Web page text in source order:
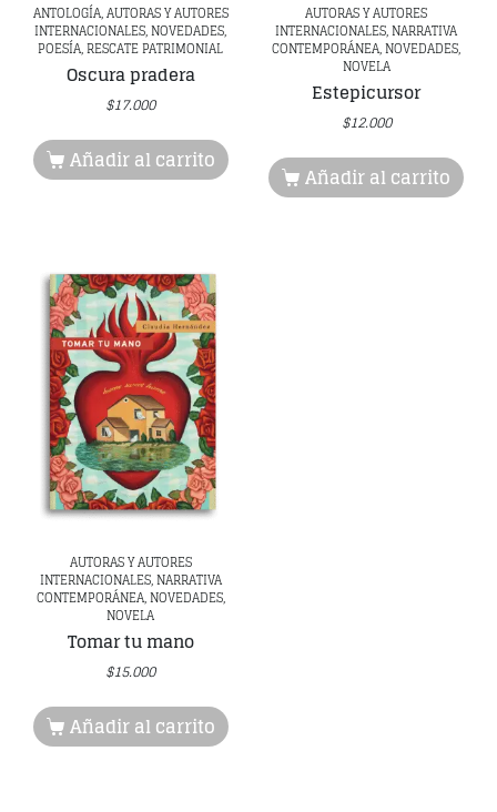
ANTOLOGÍA, AUTORAS Y AUTORES
INTERNACIONALES, NOVEDADES,
POESÍA, RESCATE PATRIMONIAL
Oscura pradera
$17.000
Añadir al carrito
AUTORAS Y AUTORES
INTERNACIONALES, NARRATIVA
CONTEMPORÁNEA, NOVEDADES,
NOVELA
Estepicursor
$12.000
Añadir al carrito
AUTORAS Y AUTORES
INTERNACIONALES, NARRATIVA
CONTEMPORÁNEA, NOVEDADES,
NOVELA
Tomar tu mano
$15.000
Añadir al carrito